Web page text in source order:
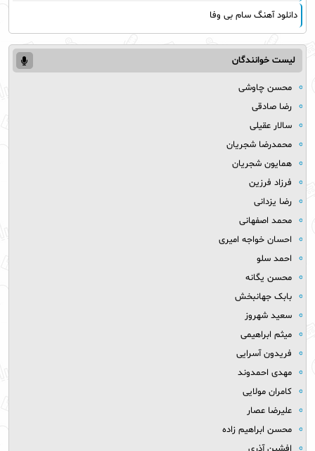
دانلود آهنگ سام بی وفا
لیست خوانندگان
محسن چاوشی
رضا صادقی
سالار عقیلی
محمدرضا شجریان
همایون شجریان
فرزاد فرزین
رضا یزدانی
محمد اصفهانی
احسان خواجه امیری
احمد سلو
محسن یگانه
بابک جهانبخش
سعید شهروز
میثم ابراهیمی
فریدون آسرایی
مهدی احمدوند
کامران مولایی
علیرضا عصار
محسن ابراهیم زاده